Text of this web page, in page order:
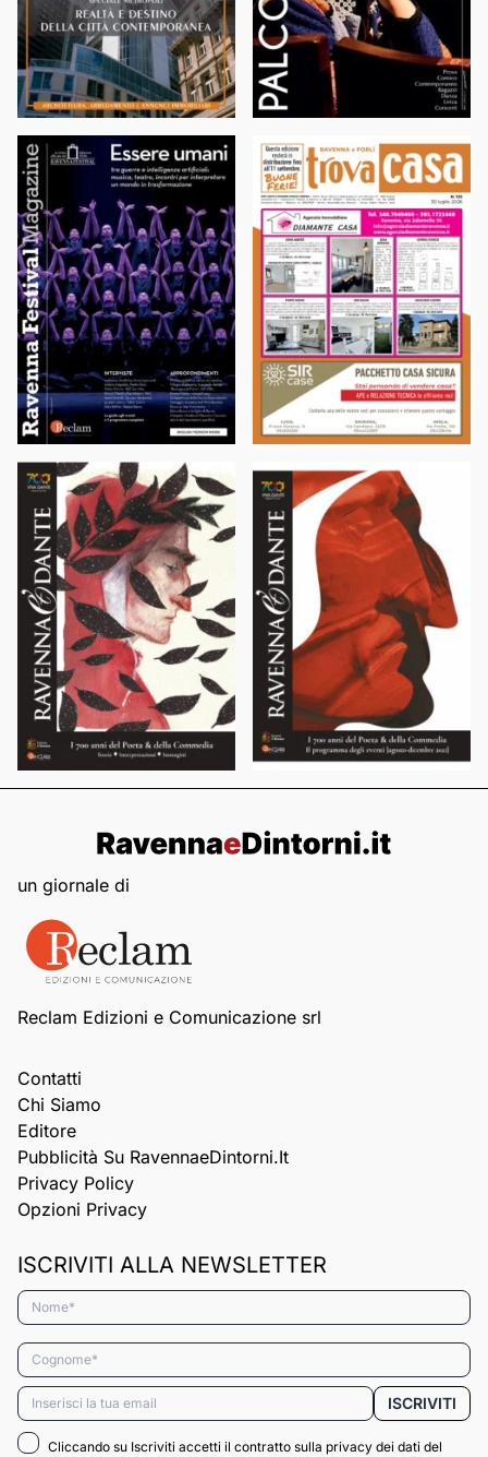
un giornale di
Reclam Edizioni e Comunicazione srl
Contatti
Chi Siamo
Editore
Pubblicità Su RavennaeDintorni.it
Privacy Policy
Opzioni Privacy
ISCRIVITI ALLA NEWSLETTER
Nome*
Cognome*
Email* ISCRIVITI
Cliccando su Iscriviti accetti il contratto sulla privacy dei dati del